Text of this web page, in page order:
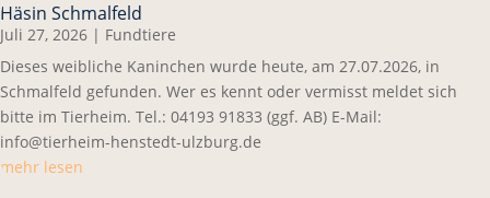
Häsin Schmalfeld
Juli 27, 2026 | Fundtiere
Dieses weibliche Kaninchen wurde heute, am 27.07.2026, in
Schmalfeld gefunden. Wer es kennt oder vermisst meldet sich
bitte im Tierheim. Tel.: 04193 91833 (ggf. AB) E-Mail:
info@tierheim-henstedt-ulzburg.de
mehr lesen